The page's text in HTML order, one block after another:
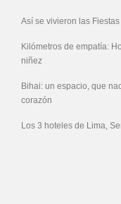
Así se vivieron las
Kilómetros de empatía:
niñez
Bihai: un espacio, que
corazón
Los 3 hoteles de Lima,